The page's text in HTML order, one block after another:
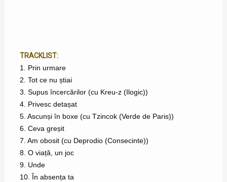
TRACKLIST:
1. Prin urmare
2. Tot ce nu știai
3. Supus încercărilor (cu Kreu-z (Ilogic))
4. Privesc detașat
5. Ascunși în boxe (cu Tzincok (Verde de Paris))
6. Ceva greșit
7. Am obosit (cu Deprodio (Consecinte))
8. O viață, un joc
9. Unde
10. În absența ta